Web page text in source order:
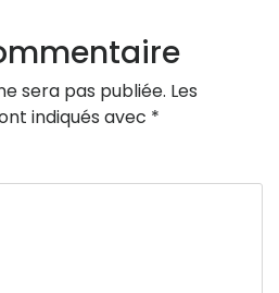
sera pas publiée. Les
indiqués avec *